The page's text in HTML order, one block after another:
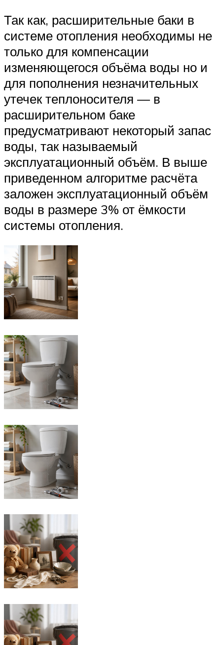
Так как, расширительные баки в
системе отопления необходимы не
только для компенсации
изменяющегося объёма воды но и
для пополнения незначительных
утечек теплоносителя — в
расширительном баке
предусматривают некоторый запас
воды, так называемый
эксплуатационный объём. В выше
приведенном алгоритме расчёта
заложен эксплуатационный объём
воды в размере 3% от ёмкости
системы отопления.